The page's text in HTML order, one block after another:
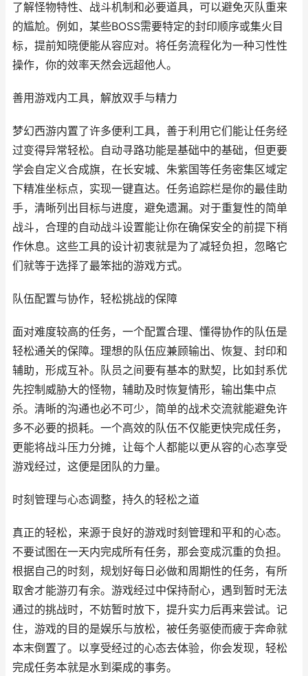
了解怪物特性、战斗机制和必要道具，可以避免灭队重来
的尴尬。例如，某些BOSS需要特定的封印顺序或集火目
标，提前知晓便能从容应对。将任务流程化为一种习性性
操作，你的效率天然会远超他人。
善用游戏内工具，解放双手与精力
梦幻西游内置了许多便利工具，善于利用它们能让任务经
过变得异常轻松。自动寻路功能是基础中的基础，但更要
学会自定义合成旗，在长安城、朱紫国等任务密集区域定
下精准坐标点，实现一键直达。任务追踪栏是你的最佳助
手，清晰列出目标与进度，避免遗漏。对于重复性的简单
战斗，合理的自动战斗设置能让你在确保安全的前提下稍
作休息。这些工具的设计初衷就是为了减轻负担，忽略它
们就等于选择了最笨拙的游戏方式。
队伍配置与协作，轻松挑战的保障
面对难度较高的任务，一个配置合理、懂得协作的队伍是
轻松通关的保障。理想的队伍应兼顾输出、恢复、封印和
辅助，形成互补。队员之间要有基本的默契，比如封系优
先控制威胁大的怪物，辅助及时恢复情形，输出集中点
杀。清晰的沟通也必不可少，简单的战术交流就能避免许
多不必要的损耗。一个高效的队伍不仅能更快完成任务，
更能将战斗压力分摊，让每个人都能以更从容的心态享受
游戏经过，这便是团队的力量。
时刻管理与心态调整，持久的轻松之道
真正的轻松，来源于良好的游戏时刻管理和平和的心态。
不要试图在一天内完成所有任务，那会变成沉重的负担。
根据自己的时刻，规划好每日必做和周期性的任务，有所
取舍才能游刃有余。游戏经过中保持耐心，遇到暂时无法
通过的挑战时，不妨暂时放下，提升实力后再来尝试。记
住，游戏的目的是娱乐与放松，被任务驱使而疲于奔命就
本末倒置了。以享受经过的心态去体验，你会发现，轻松
完成任务本就是水到渠成的事务。